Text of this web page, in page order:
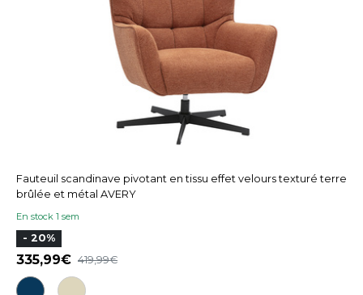
Fauteuil scandinave pivotant en tissu effet velours texturé terre
brûlée et métal AVERY
En stock 1 sem
- 20%
335,99 419,99